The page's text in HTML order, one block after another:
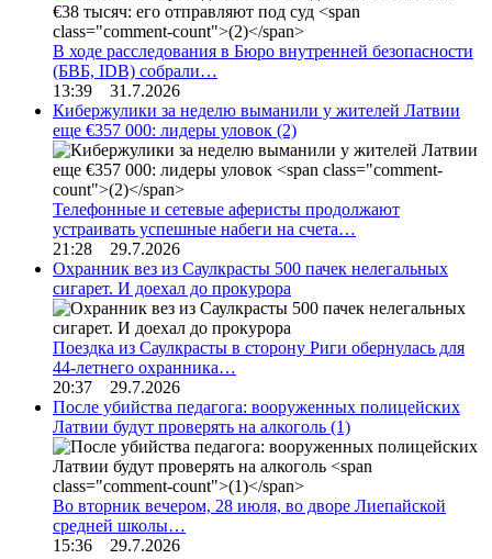
В ходе расследования в Бюро внутренней безопасности
(БВБ, IDB) собрали…
13:39 31.7.2026
Кибержулики за неделю выманили у жителей Латвии
еще €357 000: лидеры уловок (2)
Телефонные и сетевые аферисты продолжают
устраивать успешные набеги на счета…
21:28 29.7.2026
Охранник вез из Саулкрасты 500 пачек нелегальных
сигарет. И доехал до прокурора
Поездка из Саулкрасты в сторону Риги обернулась для
44-летнего охранника…
20:37 29.7.2026
После убийства педагога: вооруженных полицейских
Латвии будут проверять на алкоголь (1)
Во вторник вечером, 28 июля, во дворе Лиепайской
средней школы…
15:36 29.7.2026